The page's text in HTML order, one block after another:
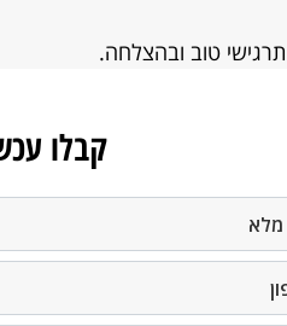
תרגישי טוב ובהצלחה.
קבלו